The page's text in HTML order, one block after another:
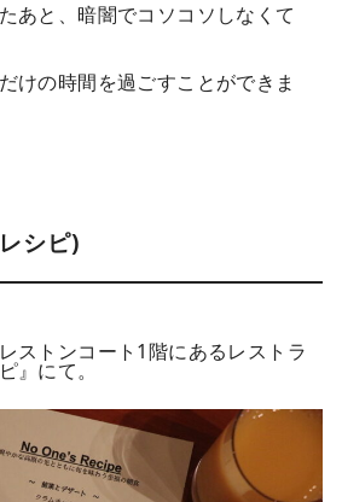
あと、暗闇でコソコソしなくて
けの時間を過ごすことができま
シピ)
ストンコート1階にあるレストラ
』にて。